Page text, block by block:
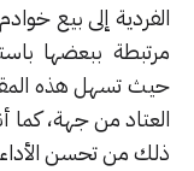
إلى بيع خوادم
ببعضها
تسهل هذه المقاربة
من جهة، كما أنها
من تحسن الأداء،